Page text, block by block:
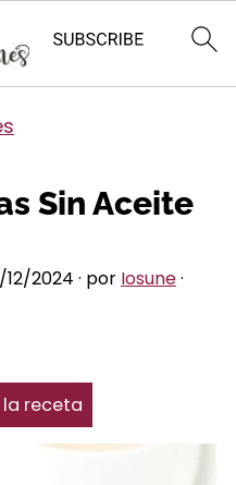
Sin Aceite
2024 · por Iosune·
receta